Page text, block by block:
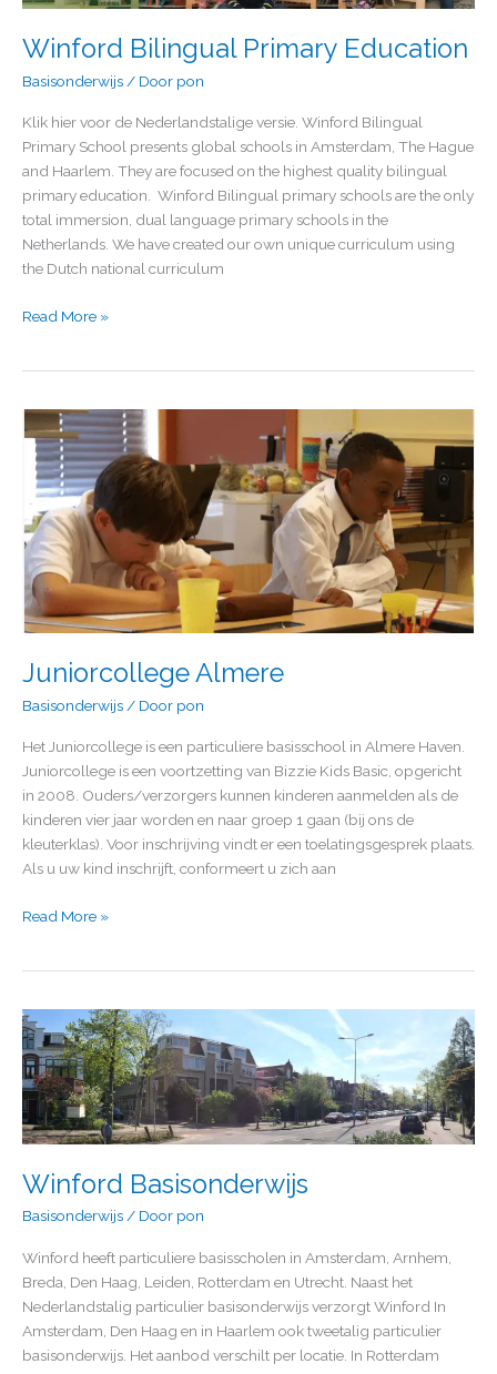
Winford Bilingual Primary Education
Basisonderwijs / Door pon
Klik hier voor de Nederlandstalige versie. Winford Bilingual
Primary School presents global schools in Amsterdam, The Hague
and Haarlem. They are focused on the highest quality bilingual
primary education. Winford Bilingual primary schools are the only
total immersion, dual language primary schools in the
Netherlands. We have created our own unique curriculum using
the Dutch national curriculum
Read More »
Juniorcollege Almere
Basisonderwijs / Door pon
Het Juniorcollege is een particuliere basisschool in Almere Haven.
Juniorcollege is een voortzetting van Bizzie Kids Basic, opgericht
in 2008. Ouders/verzorgers kunnen kinderen aanmelden als de
kinderen vier jaar worden en naar groep 1 gaan (bij ons de
kleuterklas). Voor inschrijving vindt er een toelatingsgesprek plaats.
Als u uw kind inschrijft, conformeert u zich aan
Juniorcollege
Almere
Read More »
Winford Basisonderwijs
Basisonderwijs/ Door pon
Winford heeft particuliere basisscholen in Amsterdam, Arnhem,
Breda, Den Haag, Leiden, Rotterdam en Utrecht. Naast het
Nederlandstalig particulier basisonderwijs verzorgt Winford In
Amsterdam, Den Haag en in Haarlem ook tweetalig particulier
basisonderwijs. Het aanbod verschilt per locatie. In Rotterdam
Winford
Basisonderwijs